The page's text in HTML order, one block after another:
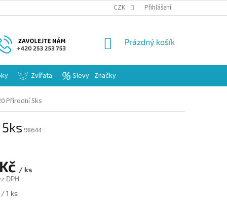
CZK Přihlášení
NÁKUPNÍ
Prázdný košík
Zvířata Slevy Značky
Přírodní 5ks
98644
/ ks
DPH
1 ks